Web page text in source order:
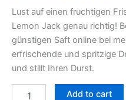
Lust auf einen fruchtigen
Lemon Jack genau richtig!
günstigen Saft online bei
erfrischende und spritzige
und stillt Ihren Durst.
Add to cart